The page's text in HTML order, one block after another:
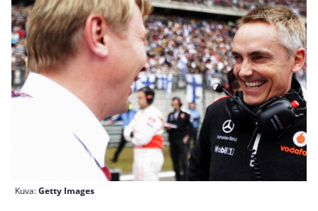
Kuva:Getty Images